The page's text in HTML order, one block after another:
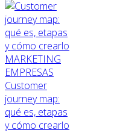
MARKETING
EMPRESAS
Customer
journey map:
qué es, etapas
y cómo crearlo